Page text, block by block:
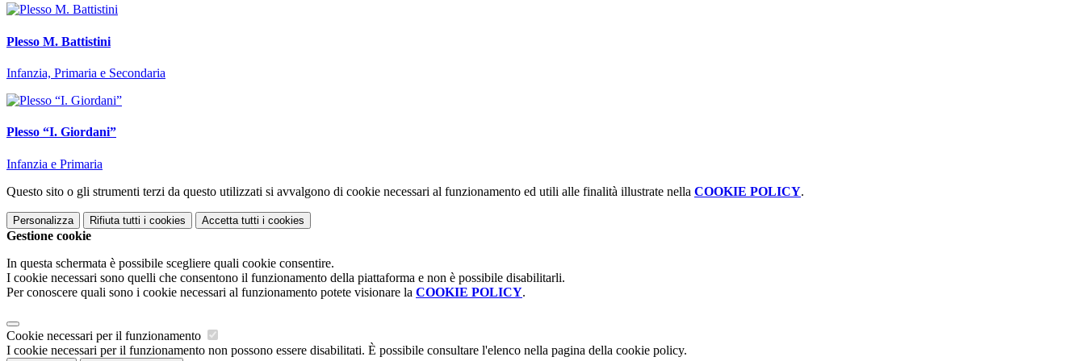
Plesso M. Battistini
Infanzia, Primaria e Secondaria
Plesso “I. Giordani”
Infanzia e Primaria
Questo sito o gli strumenti terzi da questo utilizzati si avvalgono di cookie necessari al funzionamento ed utili alle finalità illustrate nella COOKIE POLICY.
Personalizza Rifiuta tutti i cookies Accetta tutti i cookies
Gestione cookie
In questa schermata è possibile scegliere quali cookie consentire.
I cookie necessari sono quelli che consentono il funzionamento della piattaforma e non è possibile disabilitarli.
Per conoscere quali sono i cookie necessari al funzionamento potete visionare la COOKIE POLICY.
Cookie necessari per il funzionamento
I cookie necessari per il funzionamento non possono essere disabilitati. È possibile consultare l'elenco nella pagina della cookie policy.